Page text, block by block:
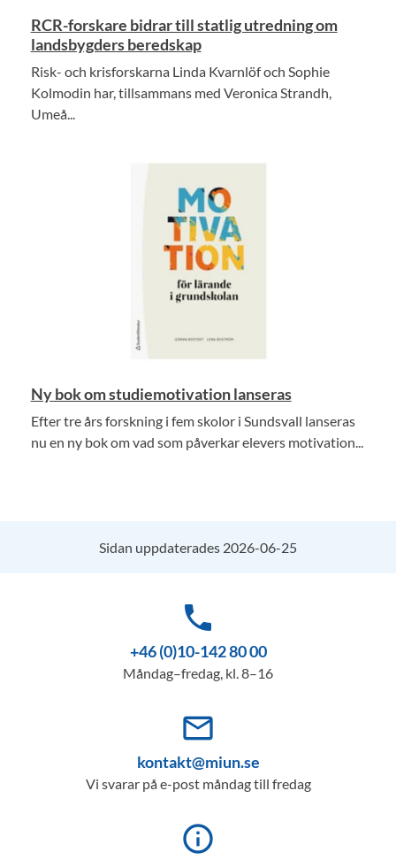
RCR-forskare bidrar till statlig utredning om
landsbygders beredskap
Risk- och krisforskarna Linda Kvarnlöf och Sophie
Kolmodin har, tillsammans med Veronica Strandh,
Umeå...
Ny bok om studiemotivation lanseras
Efter tre års forskning i fem skolor i Sundsvall lanseras
nu en ny bok om vad som påverkar elevers motivation...
Sidan uppdaterades 2026-06-25
phone
+46 (0)10-142 80 00
Måndag–fredag, kl. 8–16
mail_outline
kontakt@miun.se
Vi svarar på e-post måndag till fredag
info_outline